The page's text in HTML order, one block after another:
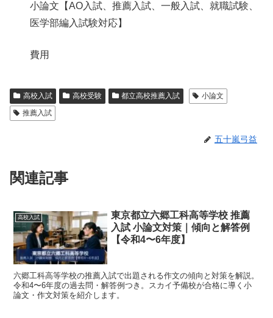
小論文【AO入試、推薦入試、一般入試、就職試験、
医学部編入試験対応】
費用
高校入試 高校受験 都立高校推薦入試
小論文
推薦入試
五十嵐弓益
関連記事
高校入試
東京都立六郷工科高等学校 推薦
入試 小論文対策｜傾向と解答例
【令和4〜6年度】
六郷工科高等学校の推薦入試で出題される作文の傾向と対策を解説。
令和4〜6年度の過去問・解答例つき。スカイ予備校が合格に導く小
論文・作文対策を紹介します。